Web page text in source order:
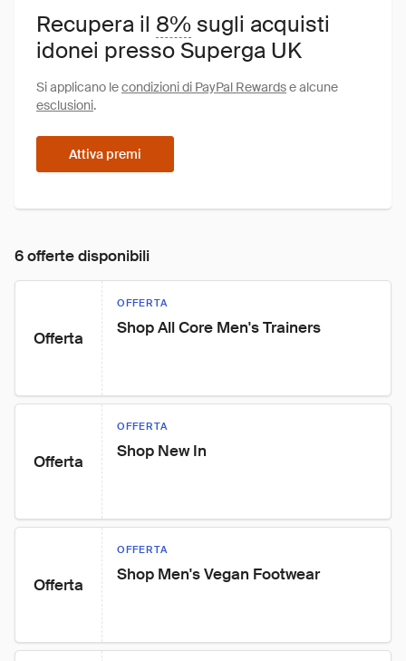
Recupera il 8% sugli acquisti
idonei presso Superga UK
Si applicano lecondizioni di PayPal Rewardse alcune
esclusioni.
Attiva premi
6 offerte disponibili
Offerta
OFFERTA
Shop All Core Men's Trainers
Offerta
OFFERTA
Shop New In
Offerta
OFFERTA
Shop Men's Vegan Footwear